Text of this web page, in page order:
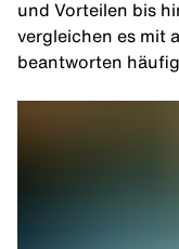
und Vorteilen bis
vergleichen es mit
beantworten